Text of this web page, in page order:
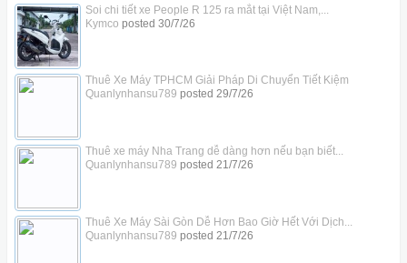
Soi chi tiết xe People R 125 ra mắt tại Việt Nam,...
Kymco posted 30/7/26
Thuê Xe Máy TPHCM Giải Pháp Di Chuyển Tiết Kiệm
Quanlynhansu789 posted 29/7/26
Thuê xe máy Nha Trang dễ dàng hơn nếu bạn biết...
Quanlynhansu789 posted 21/7/26
Thuê Xe Máy Sài Gòn Dễ Hơn Bao Giờ Hết Với Dịch...
Quanlynhansu789 posted 21/7/26